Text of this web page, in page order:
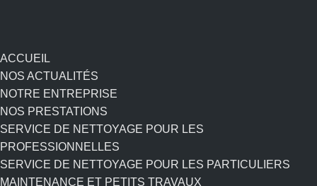
ACCUEIL
NOS ACTUALITÉS
NOTRE ENTREPRISE
NOS PRESTATIONS
SERVICE DE NETTOYAGE POUR LES
PROFESSIONNELLES
SERVICE DE NETTOYAGE POUR LES PARTICULIERS
MAINTENANCE ET PETITS TRAVAUX